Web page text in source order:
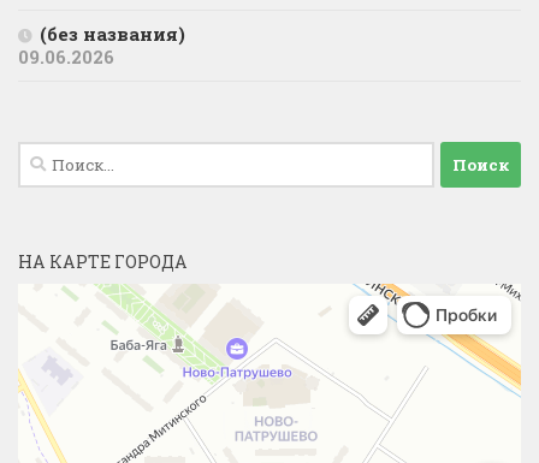
(без названия)
09.06.2026
Найти:
НА КАРТЕ ГОРОДА